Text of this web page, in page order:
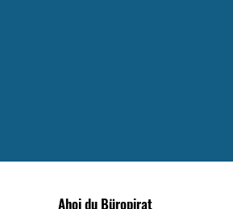
Ahoi du Büropirat